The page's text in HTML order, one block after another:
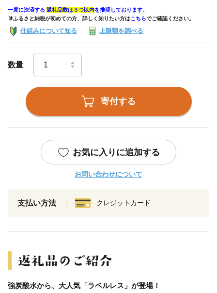
一度に決済する 返礼品数は３つ以内を推奨しております。
🔰ふるさと納税が初めての方、詳しく知りたい方はこちらでご確認ください。
仕組みについて知る 上限額を調べる
数量
寄付する
お気に入りに追加する
お問い合わせについて
支払い方法 クレジットカード
強炭酸水から、大人気「ラベルレス」が登場！